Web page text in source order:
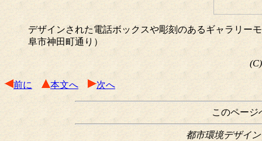
デザインされた電話ボックスや彫刻のあるギャラリー
阜市神田町通り）
前に 本文へ 次へ
このページ
都市環境デザイ